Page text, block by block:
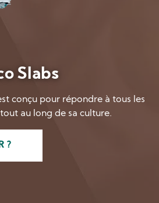
Slabs
conçu pour répondre à tous les
au long de sa culture.
?